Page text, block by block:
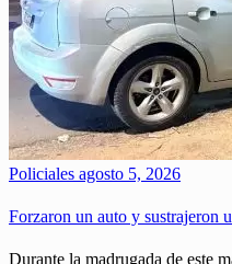
Policiales agosto 5, 2026
Forzaron un auto y sustrajeron
Durante la madrugada de este